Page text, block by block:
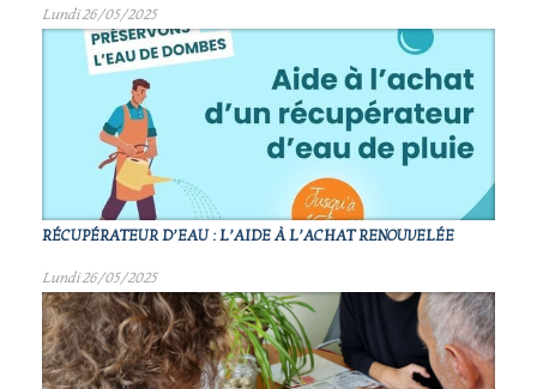
Lundi 26/05/2025
RÉCUPÉRATEUR D’EAU : L’AIDE À L’ACHAT RENOUVELÉE
Lundi 26/05/2025